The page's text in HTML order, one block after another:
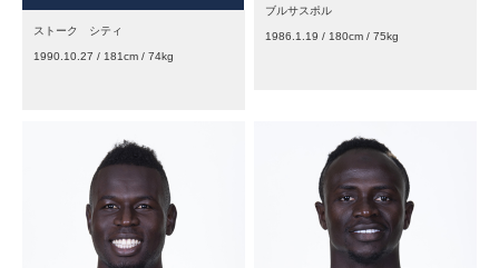
ストーク シティ
1990.10.27 / 181cm / 74kg
ブルサスポル
1986.1.19 / 180cm / 75kg